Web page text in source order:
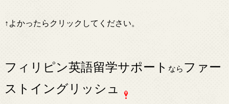
↑よかったらクリックしてください。
フィリピン英語留学サポート なら ファー
ストイングリッシュ